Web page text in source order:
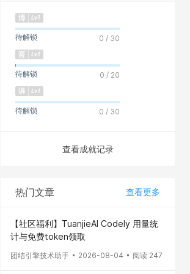
待解锁 0 / 30
待解锁 0 / 20
待解锁 0 / 30
查看成就记录
热门文章 查看更多
【社区福利】TuanjieAI Codely 用量统
计与免费token领取
团结引擎技术助手 2026-08-04 阅读 247